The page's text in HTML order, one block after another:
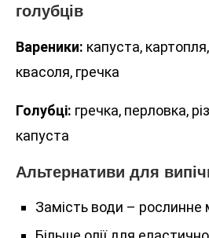
голубців
Вареники: капуста,
квасоля, гречка
Голубці: гречка, перловка,
капуста
Альтернативи для
Замість води – рослинне